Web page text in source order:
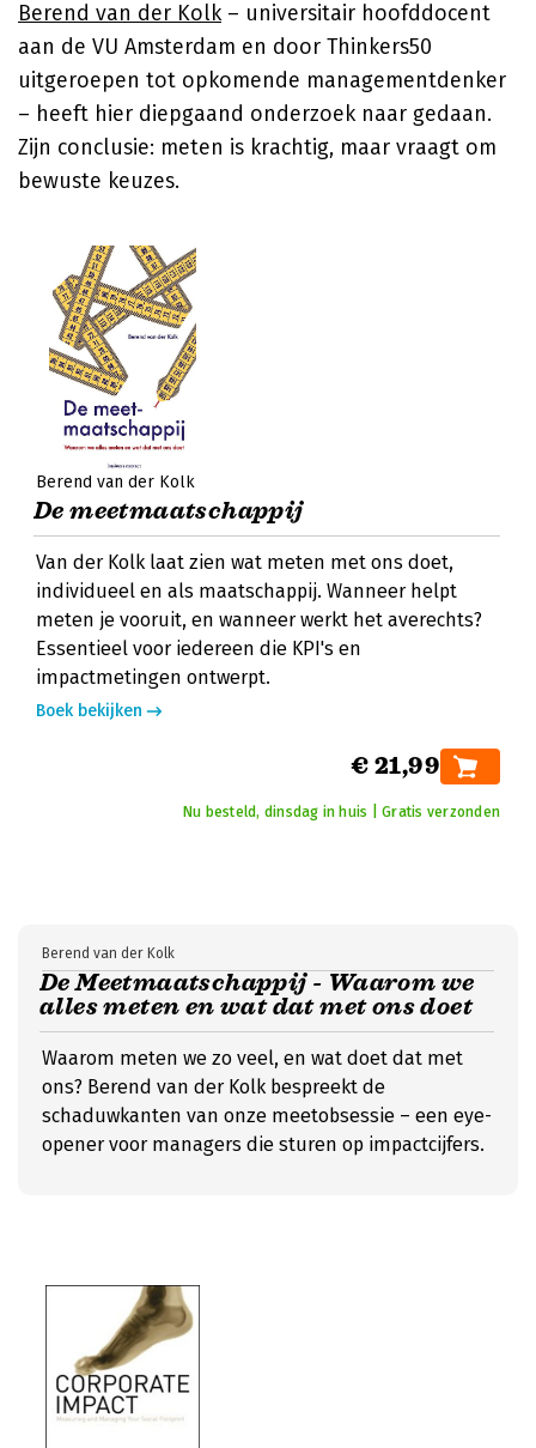
Berend van der Kolk– universitair hoofddocent
aan de VU Amsterdam en door Thinkers50
uitgeroepen tot opkomende managementdenker
– heeft hier diepgaand onderzoek naar gedaan.
Zijn conclusie: meten is krachtig, maar vraagt om
bewuste keuzes.
Berend van der Kolk
De meetmaatschappij
Van der Kolk laat zien wat meten met ons doet,
individueel en als maatschappij. Wanneer helpt
meten je vooruit, en wanneer werkt het averechts?
Essentieel voor iedereen die KPI's en
impactmetingen ontwerpt.
Boek bekijken
€ 21,99
Nu besteld, dinsdag in huis | Gratis verzonden
De Meetmaatschappij - Waarom we
alles meten en wat dat met ons doet
Berend van der Kolk
Waarom meten we zo veel, en wat doet dat met
ons? Berend van der Kolk bespreekt de
schaduwkanten van onze meetobsessie – een eye-
opener voor managers die sturen op impactcijfers.